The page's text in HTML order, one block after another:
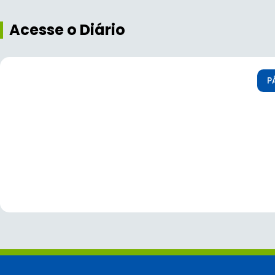
Acesse o Diário